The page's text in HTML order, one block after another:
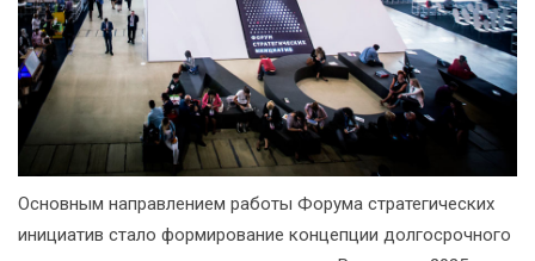
Основным направлением работы Форума стратегических
инициатив стало формирование концепции долгосрочного